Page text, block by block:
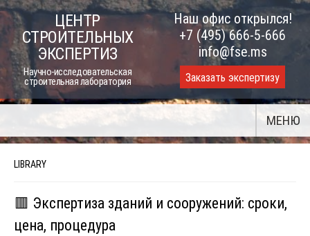
Skip
to
content
ЦЕНТР
СТРОИТЕЛЬНЫХ
ЭКСПЕРТИЗ
Научно-исследовательская
строительная лаборатория
Наш офис открылся!
+7 (495) 666-5-666
info@fse.ms
Заказать экспертизу
МЕНЮ
LIBRARY
🟥 Экспертиза зданий и сооружений: сроки,
цена, процедура